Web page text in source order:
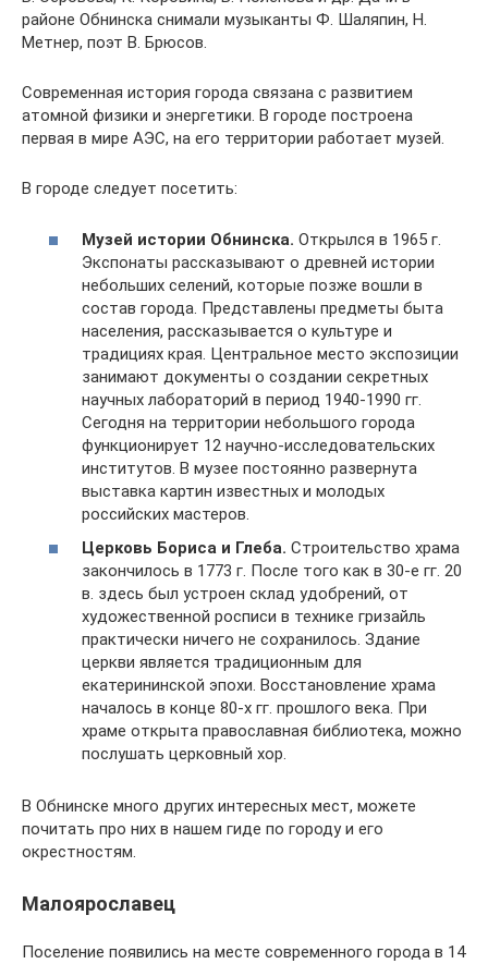
районе Обнинска снимали музыканты Ф. Шаляпин, Н.
Метнер, поэт В. Брюсов.
Современная история города связана с развитием
атомной физики и энергетики. В городе построена
первая в мире АЭС, на его территории работает музей.
В городе следует посетить:
Музей истории Обнинска. Открылся в 1965 г.
Экспонаты рассказывают о древней истории
небольших селений, которые позже вошли в
состав города. Представлены предметы быта
населения, рассказывается о культуре и
традициях края. Центральное место экспозиции
занимают документы о создании секретных
научных лабораторий в период 1940-1990 гг.
Сегодня на территории небольшого города
функционирует 12 научно-исследовательских
институтов. В музее постоянно развернута
выставка картин известных и молодых
российских мастеров.
Церковь Бориса и Глеба. Строительство храма
закончилось в 1773 г. После того как в 30-е гг. 20
в. здесь был устроен склад удобрений, от
художественной росписи в технике гризайль
практически ничего не сохранилось. Здание
церкви является традиционным для
екатерининской эпохи. Восстановление храма
началось в конце 80-х гг. прошлого века. При
храме открыта православная библиотека, можно
послушать церковный хор.
В Обнинске много других интересных мест, можете
почитать про них в нашем гиде по городу и его
окрестностям.
Малоярославец
Поселение появились на месте современного города в 14